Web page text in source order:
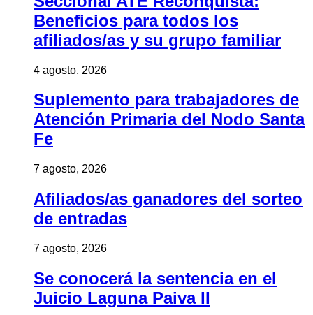
Beneficios para todos los
afiliados/as y su grupo familiar
4 agosto, 2026
Suplemento para trabajadores de
Atención Primaria del Nodo Santa
Fe
7 agosto, 2026
Afiliados/as ganadores del sorteo
de entradas
7 agosto, 2026
Se conocerá la sentencia en el
Juicio Laguna Paiva II